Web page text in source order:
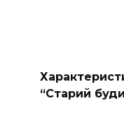
“Старий